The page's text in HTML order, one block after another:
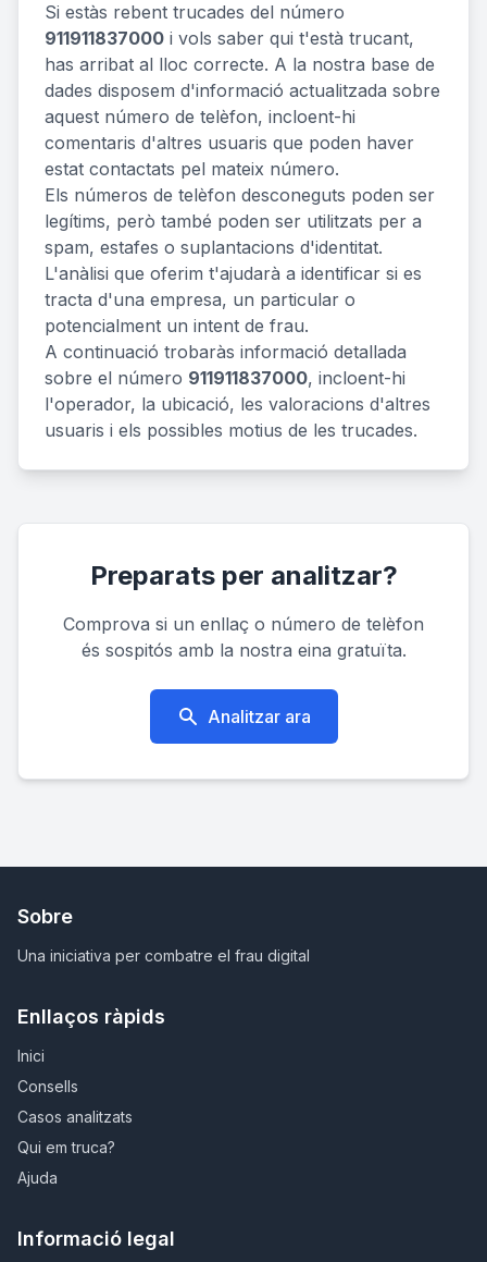
Si estàs rebent trucades del número
911911837000 i vols saber qui t'està trucant,
has arribat al lloc correcte. A la nostra base de
dades disposem d'informació actualitzada sobre
aquest número de telèfon, incloent-hi
comentaris d'altres usuaris que poden haver
estat contactats pel mateix número.
Els números de telèfon desconeguts poden ser
legítims, però també poden ser utilitzats per a
spam, estafes o suplantacions d'identitat.
L'anàlisi que oferim t'ajudarà a identificar si es
tracta d'una empresa, un particular o
potencialment un intent de frau.
A continuació trobaràs informació detallada
sobre el número 911911837000, incloent-hi
l'operador, la ubicació, les valoracions d'altres
usuaris i els possibles motius de les trucades.
Preparats per analitzar?
Comprova si un enllaç o número de telèfon
és sospitós amb la nostra eina gratuïta.
Analitzar ara
Sobre
Una iniciativa per combatre el frau digital
Enllaços ràpids
Inici
Consells
Casos analitzats
Qui em truca?
Ajuda
Informació legal